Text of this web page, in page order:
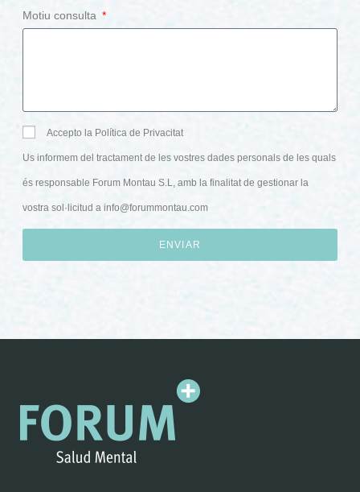
Motiu consulta
Accepto la Política de Privacitat
Us informem del tractament de les vostres dades personals de les quals
és responsable Forum Montau S.L, amb la finalitat de gestionar la
vostra sol·licitud ainfo@forummontau.com
ENVIAR